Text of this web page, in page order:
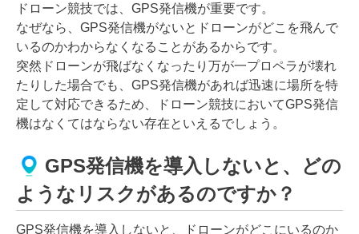
ドローン競技では、GPS発信機が重要です。
なぜなら、GPS発信機がないとドローンがどこを飛んで
いるのかわからなくなることがあるからです。
突然ドローンが飛ばなくなったり万が一プロペラが壊れ
たりした場合でも、GPS発信機があれば迅速に場所を特
定して対応できるため、ドローン競技においてGPS発信
機はなくてはならない存在といえるでしょう。
GPS発信機を導入しないと、どの
ようなリスクがあるのですか？
GPS発信機を導入しないと、ドローンがどこにいるのか